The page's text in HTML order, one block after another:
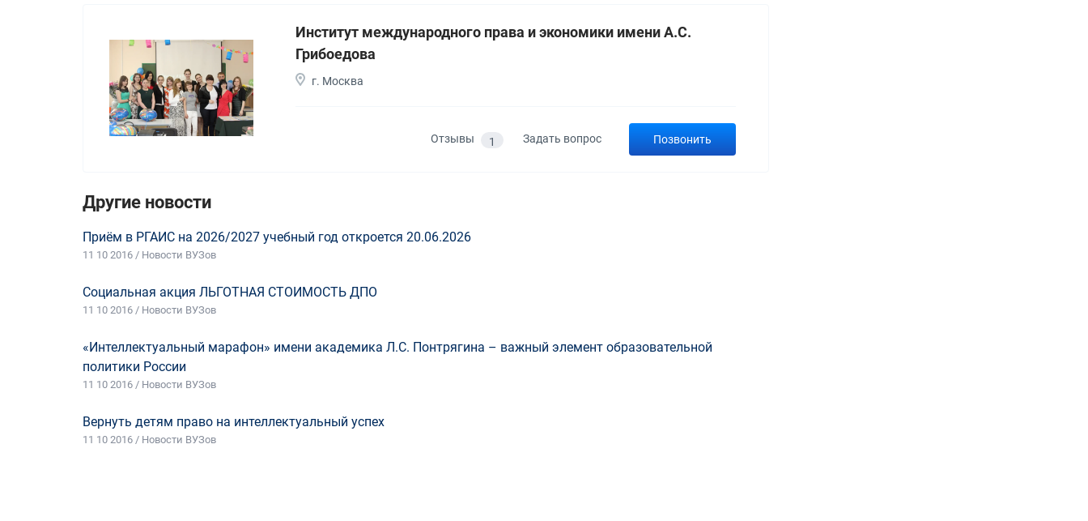
Институт международного права и экономики имени А.С.
Грибоедова
г. Москва
Отзывы 1 Задать вопрос Позвонить
Другие новости
Приём в РГАИС на 2026/2027 учебный год откроется 20.06.2026
11 10 2016 / Новости ВУЗов
Социальная акция ЛЬГОТНАЯ СТОИМОСТЬ ДПО
11 10 2016 / Новости ВУЗов
«Интеллектуальный марафон» имени академика Л.С. Понтрягина – важный элемент образовательной
политики России
11 10 2016 / Новости ВУЗов
Вернуть детям право на интеллектуальный успех
11 10 2016 / Новости ВУЗов